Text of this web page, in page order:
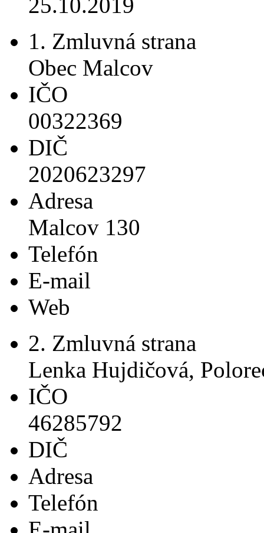
1. Zmluvná strana
Obec Malcov
IČO
00322369
DIČ
2020623297
Adresa
Malcov 130
Telefón
E-mail
Web
2. Zmluvná strana
Lenka Hujdičová,
IČO
46285792
DIČ
Adresa
Telefón